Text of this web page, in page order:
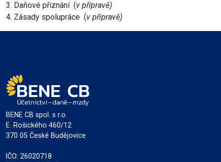
3. Daňové přiznání (v přípravě)
4. Zásady spolupráce (v přípravě)
BENE CB spol. s r.o.
E. Rošického 460/12
370 05 České Budějovice
IČO: 26020718